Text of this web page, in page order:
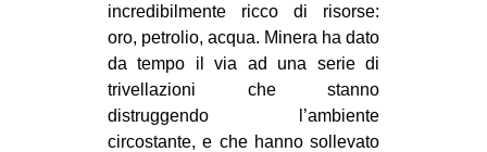
incredibilmente ricco di risorse:
oro, petrolio, acqua. Minera ha dato
da tempo il via ad una serie di
trivellazioni che stanno
distruggendo l’ambiente
circostante, e che hanno sollevato